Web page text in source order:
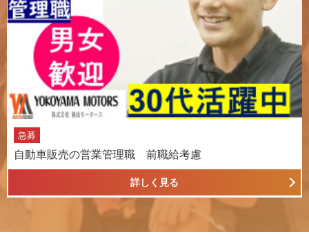
急募
自動車販売の営業管理職 前職給考慮
詳しく見る